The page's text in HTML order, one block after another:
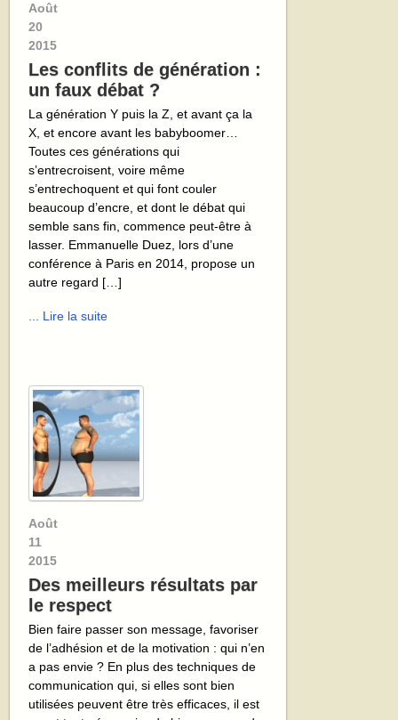
Août
20
2015
Les conflits de génération :
un faux débat ?
La génération Y puis la Z, et avant ça la
X, et encore avant les babyboomer…
Toutes ces générations qui
s’entrecroisent, voire même
s’entrechoquent et qui font couler
beaucoup d’encre, et dont le débat qui
semble sans fin, commence peut-être à
lasser. Emmanuelle Duez, lors d’une
conférence à Paris en 2014, propose un
autre regard […]
... Lire la suite
Août
11
2015
Des meilleurs résultats par
le respect
Bien faire passer son message, favoriser
de l’adhésion et de la motivation : qui n’en
a pas envie ? En plus des techniques de
communication qui, si elles sont bien
utilisées peuvent être très efficaces, il est